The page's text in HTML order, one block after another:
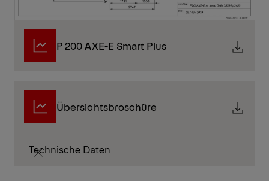
P 200 AXE-E Smart Plus
Übersichtsbroschüre
Technische Daten